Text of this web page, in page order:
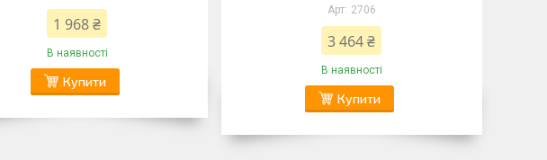
1 968 ₴
В наявності
Купити
2706
3 464 ₴
В наявності
Купити